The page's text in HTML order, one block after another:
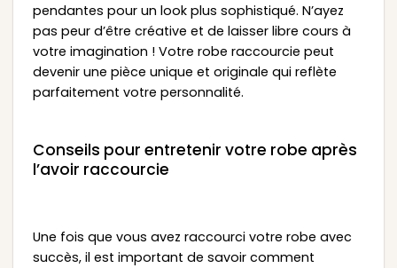
pendantes pour un look plus sophistiqué. N’ayez
pas peur d’être créative et de laisser libre cours à
votre imagination ! Votre robe raccourcie peut
devenir une pièce unique et originale qui reflète
parfaitement votre personnalité.
Conseils pour entretenir votre robe après
l’avoir raccourcie
Une fois que vous avez raccourci votre robe avec
succès, il est important de savoir comment